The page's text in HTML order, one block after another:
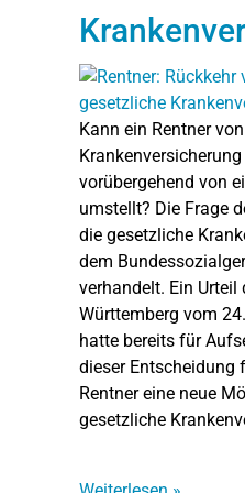
Kann ein Rentner
vorübergehend von
umstellt? Die Frage
die gesetzliche
dem
verhandelt. Ein
Württemberg vom
hatte bereits für
dieser Entscheidung
Rentner eine neue
gesetzliche